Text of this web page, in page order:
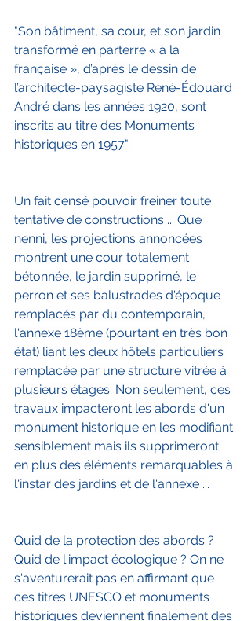
"Son bâtiment, sa cour, et son jardin
transformé en parterre « à la
française », d’après le dessin de
l’architecte-paysagiste René-Édouard
André dans les années 1920, sont
inscrits au titre des Monuments
historiques en 1957."
Un fait censé pouvoir freiner toute
tentative de constructions ... Que
nenni, les projections annoncées
montrent une cour totalement
bétonnée, le jardin supprimé, le
perron et ses balustrades d'époque
remplacés par du contemporain,
l'annexe 18ème (pourtant en très bon
état) liant les deux hôtels particuliers
remplacée par une structure vitrée à
plusieurs étages. Non seulement, ces
travaux impacteront les abords d'un
monument historique en les modifiant
sensiblement mais ils supprimeront
en plus des éléments remarquables à
l'instar des jardins et de l'annexe ...
Quid de la protection des abords ?
Quid de l'impact écologique ? On ne
s'aventurerait pas en affirmant que
ces titres UNESCO et monuments
historiques deviennent finalement des